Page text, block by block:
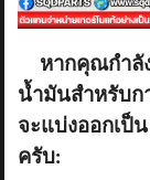
หากคุณกำลัง
น้ำมันสำหรับก
จะแบ่งออกเป็
ครับ: